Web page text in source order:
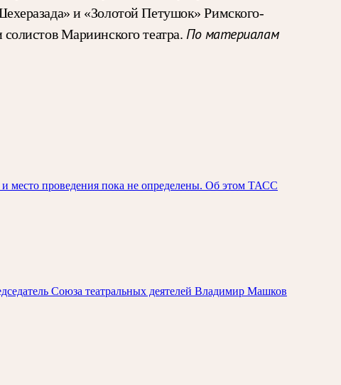
и «Золотой Петушок» Римского-
Мариинского театра. По материалам
место проведения пока не определены. Об этом ТАСС
Союза театральных деятелей Владимир Машков